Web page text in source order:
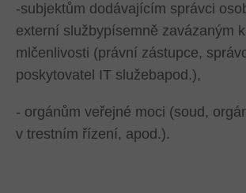
-subjektům dodávajícím správci
externí službypísemně zavázaným
mlčenlivosti (právní zástupce,
poskytovatel IT služebapod.),
- orgánům veřejné moci (soud,
v trestním řízení, apod.).